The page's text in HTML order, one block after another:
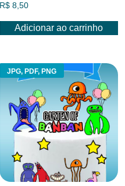
R$ 8,50
Adicionar ao carrinho
JPG, PDF, PNG